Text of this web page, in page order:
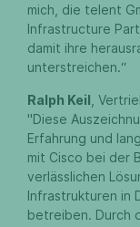
mich, die telent
Infrastructure
damit ihre
unterstreichen.“
Ralph Keil ,
"Diese
Erfahrung und
mit Cisco bei der
verlässlichen
Infrastrukturen in
betreiben. Durch